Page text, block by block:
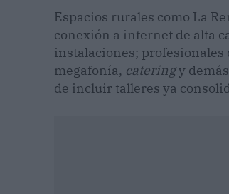
Espacios rurales como La
conexión a internet de alta
instalaciones; profesionales
megafonía, cateringy
de incluir talleres ya